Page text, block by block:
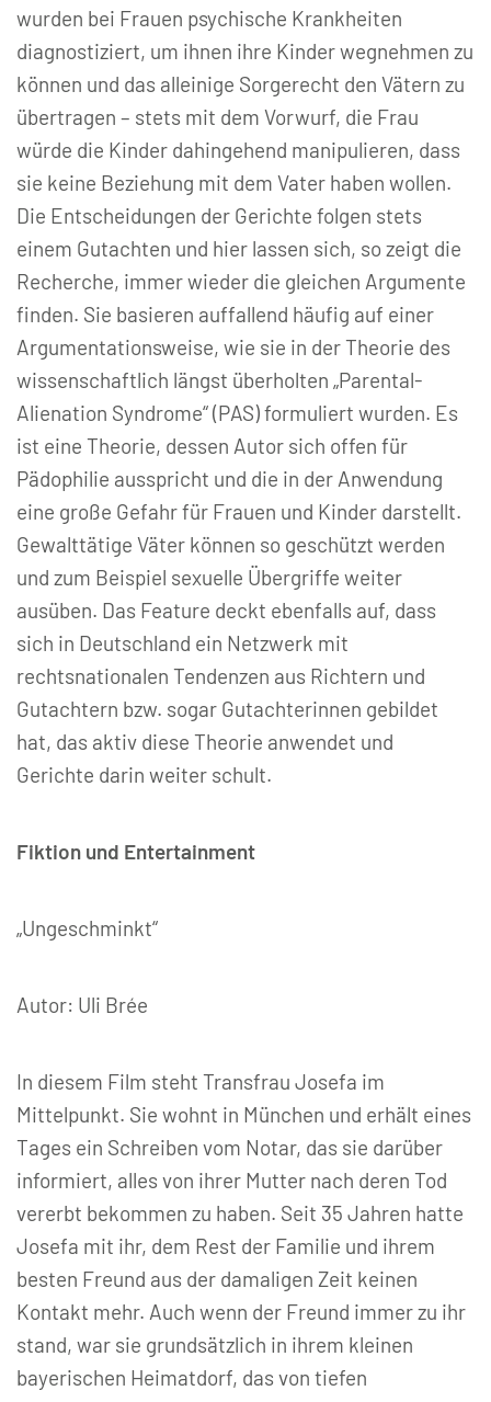
wurden bei Frauen psychische Krankheiten
diagnostiziert, um ihnen ihre Kinder wegnehmen zu
können und das alleinige Sorgerecht den Vätern zu
übertragen – stets mit dem Vorwurf, die Frau
würde die Kinder dahingehend manipulieren, dass
sie keine Beziehung mit dem Vater haben wollen.
Die Entscheidungen der Gerichte folgen stets
einem Gutachten und hier lassen sich, so zeigt die
Recherche, immer wieder die gleichen Argumente
finden. Sie basieren auffallend häufig auf einer
Argumentationsweise, wie sie in der Theorie des
wissenschaftlich längst überholten „Parental-
Alienation Syndrome“ (PAS) formuliert wurden. Es
ist eine Theorie, dessen Autor sich offen für
Pädophilie ausspricht und die in der Anwendung
eine große Gefahr für Frauen und Kinder darstellt.
Gewalttätige Väter können so geschützt werden
und zum Beispiel sexuelle Übergriffe weiter
ausüben. Das Feature deckt ebenfalls auf, dass
sich in Deutschland ein Netzwerk mit
rechtsnationalen Tendenzen aus Richtern und
Gutachtern bzw. sogar Gutachterinnen gebildet
hat, das aktiv diese Theorie anwendet und
Gerichte darin weiter schult.
Fiktion und Entertainment
„Ungeschminkt“
Autor: Uli Brée
In diesem Film steht Transfrau Josefa im
Mittelpunkt. Sie wohnt in München und erhält eines
Tages ein Schreiben vom Notar, das sie darüber
informiert, alles von ihrer Mutter nach deren Tod
vererbt bekommen zu haben. Seit 35 Jahren hatte
Josefa mit ihr, dem Rest der Familie und ihrem
besten Freund aus der damaligen Zeit keinen
Kontakt mehr. Auch wenn der Freund immer zu ihr
stand, war sie grundsätzlich in ihrem kleinen
bayerischen Heimatdorf, das von tiefen